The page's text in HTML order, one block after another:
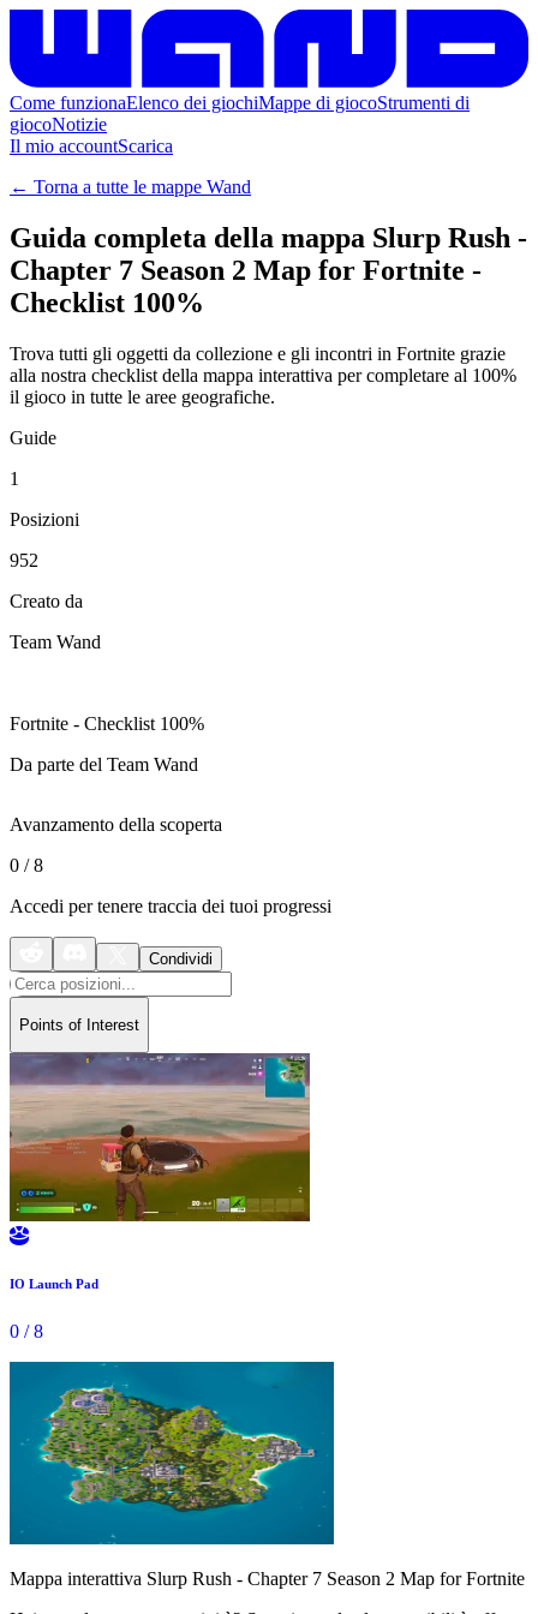
Come funzionaElenco dei giochiMappe di giocoStrumenti di
giocoNotizie
Il mio accountScarica
← Torna a tutte le mappe Wand
Guida completa della mappa Slurp Rush -
Chapter 7 Season 2 Map for Fortnite -
Checklist 100%
Trova tutti gli oggetti da collezione e gli incontri in Fortnite grazie
alla nostra checklist della mappa interattiva per completare al 100%
il gioco in tutte le aree geografiche.
Guide
1
Posizioni
952
Creato da
Team Wand
Fortnite - Checklist 100%
Da parte del Team Wand
Avanzamento della scoperta
0 /8
Accedi per tenere traccia dei tuoi progressi
Condividi
Points of Interest

IO Launch Pad
0 /8
Mappa interattiva Slurp Rush - Chapter 7 Season 2 Map for Fortnite